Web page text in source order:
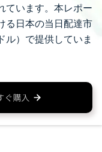
ています。本レポー
る日本の当日配達市
ル）で提供していま